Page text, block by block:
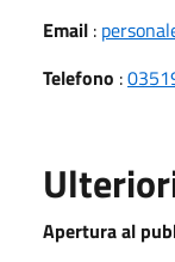
Email :
Telefono :
Apertura al